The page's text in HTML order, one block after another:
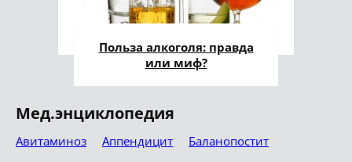
Польза алкоголя: правда
или миф?
Мед.энциклопедия
Авитаминоз Аппендицит
Баланопостит